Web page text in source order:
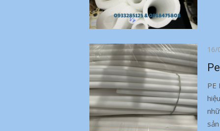
16/
PE